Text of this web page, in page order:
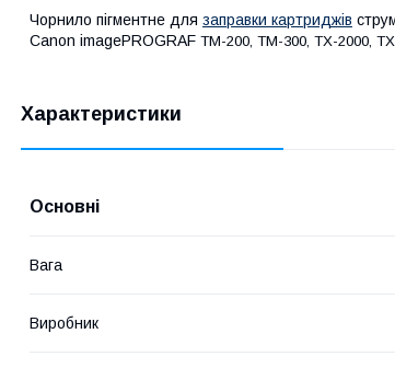
Чорнило пігментне для заправки картриджів
Canon imagePROGRAF TM-200, TM-300, TX-2000,
Характеристики
Основні
Вага
Виробник